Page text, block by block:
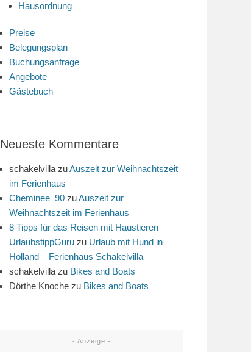
Hausordnung
Preise
Belegungsplan
Buchungsanfrage
Angebote
Gästebuch
Neueste Kommentare
schakelvilla zuAuszeit zur Weihnachtszeit
im Ferienhaus
Cheminee_90 zuAuszeit zur
Weihnachtszeit im Ferienhaus
8 Tipps für das Reisen mit Haustieren –
UrlaubstippGuru zu Urlaub mit Hund in
Holland – Ferienhaus Schakelvilla
schakelvilla zu Bikes and Boats
Dörthe Knoche zu Bikes and Boats
- Anzeige -